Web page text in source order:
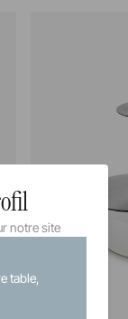
notre site
table,